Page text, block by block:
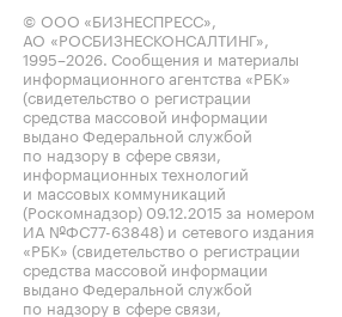
© ООО «БИЗНЕСПРЕСС»,
АО «РОСБИЗНЕСКОНСАЛТИНГ»,
1995–2026. Сообщения и материалы
информационного агентства «РБК»
(свидетельство о регистрации
средства массовой информации
выдано Федеральной службой
по надзору в сфере связи,
информационных технологий
и массовых коммуникаций
(Роскомнадзор) 09.12.2015 за номером
ИА №ФС77-63848) и сетевого издания
«РБК» (свидетельство о регистрации
средства массовой информации
выдано Федеральной службой
по надзору в сфере связи,